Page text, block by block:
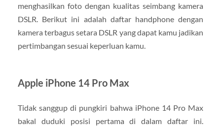
menghasilkan foto dengan kualitas seimbang kamera
DSLR. Berikut ini adalah daftar handphone dengan
kamera terbagus setara DSLR yang dapat kamu jadikan
pertimbangan sesuai keperluan kamu.
Apple iPhone 14 Pro Max
Tidak sanggup di pungkiri bahwa iPhone 14 Pro Max
bakal duduki posisi pertama di dalam daftar ini.